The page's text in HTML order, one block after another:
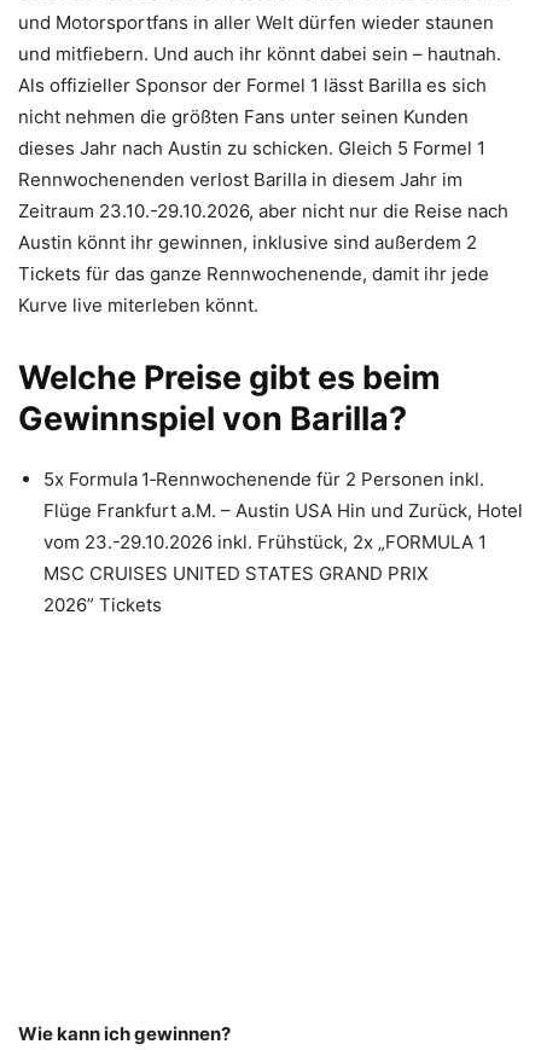
und Motorsportfans in aller Welt dürfen wieder staunen
und mitfiebern. Und auch ihr könnt dabei sein – hautnah.
Als offizieller Sponsor der Formel 1 lässt Barilla es sich
nicht nehmen die größten Fans unter seinen Kunden
dieses Jahr nach Austin zu schicken. Gleich 5 Formel 1
Rennwochenenden verlost Barilla in diesem Jahr im
Zeitraum 23.10.-29.10.2026, aber nicht nur die Reise nach
Austin könnt ihr gewinnen, inklusive sind außerdem 2
Tickets für das ganze Rennwochenende, damit ihr jede
Kurve live miterleben könnt.
Welche Preise gibt es beim
Gewinnspiel von Barilla?
5x Formula 1‑Rennwochenende für 2 Personen inkl.
Flüge Frankfurt a.M. – Austin USA Hin und Zurück, Hotel
vom 23.-29.10.2026 inkl. Frühstück, 2x „FORMULA 1
MSC CRUISES UNITED STATES GRAND PRIX
2026” Tickets
Wie kann ich gewinnen?